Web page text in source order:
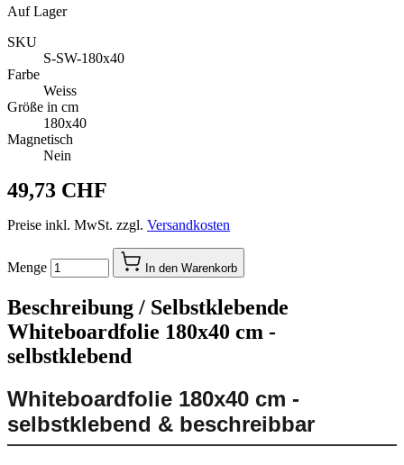
Auf Lager
SKU
S-SW-180x40
Farbe
Weiss
Größe in cm
180x40
Magnetisch
Nein
49,73 CHF
Preise inkl. MwSt. zzgl. Versandkosten
Menge In den Warenkorb
Beschreibung / Selbstklebende
Whiteboardfolie 180x40 cm -
selbstklebend
Whiteboardfolie 180x40 cm -
selbstklebend & beschreibbar